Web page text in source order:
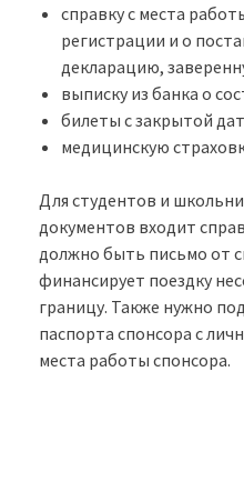
справку с места
регистрации и о
декларацию,
выписку из банка о
билеты с закрытой
медицинскую
Для студентов и
документов входит
должно быть письмо от
финансирует поездку
границу. Также нужно
паспорта спонсора с
места работы спонсора.